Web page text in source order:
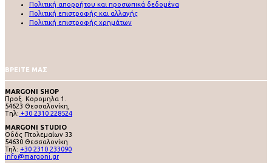
Πολιτική απορρήτου και προσωπικά δεδομένα
Πολιτική επιστροφής και αλλαγής
Πολιτική επιστροφής χρημάτων
ΒΡΕΙΤΕ ΜΑΣ
MARGONI SHOP
Προξ. Κορομηλα 1.
54623 Θεσσαλονίκη,
Tηλ: +30 2310 228524
MARGONI STUDIO
Οδός Πτολεμαίων 33
54630 Θεσσαλονίκη
Τηλ: +30 2310 233090
info@margoni.gr